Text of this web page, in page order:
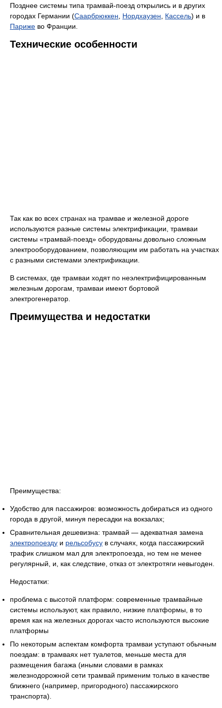
Позднее системы типа трамвай-поезд открылись и в других
городах Германии (Саарбрюккен Нордхаузен Кассель) и в
Париже во Франции.
Технические особенности
Так как во всех странах на трамвае и железной дороге
используются разные системы электрификации, трамваи
системы «трамвай-поезд» оборудованы довольно сложным
электрооборудованием, позволяющим им работать на участках
с разными системами электрификации.
В системах, где трамваи ходят по неэлектрифицированным
железным дорогам, трамваи имеют бортовой
электрогенератор.
Преимущества и недостатки
Преимущества:
Удобство для пассажиров: возможность добираться из одного
города в другой, минуя пересадки на вокзалах;
Сравнительная дешевизна: трамвай — адекватная замена
электропоезду и рельсобусу в случаях, когда пассажирский
трафик слишком мал для электропоезда, но тем не менее
регулярный, и, как следствие, отказ от электротяги невыгоден.
Недостатки:
проблема с высотой платформ: современные трамвайные
системы используют, как правило, низкие платформы, в то
время как на железных дорогах часто используются высокие
платформы
По некоторым аспектам комфорта трамваи уступают обычным
поездам: в трамваях нет туалетов, меньше места для
размещения багажа (иными словами в рамках
железнодорожной сети трамвай применим только в качестве
ближнего (например, пригородного) пассажирского
транспорта).